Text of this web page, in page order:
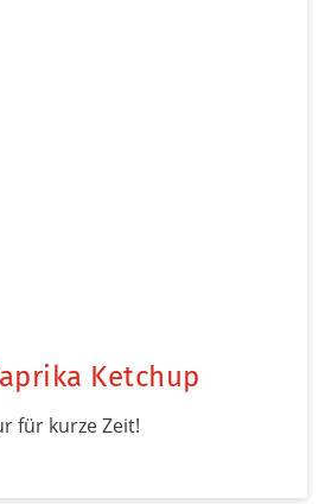
Ketchup
für kurze Zeit!